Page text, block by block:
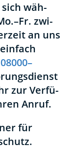
sich wäh­
zwi­
an uns
08000–
zur Ver­fü­
Anruf.
für